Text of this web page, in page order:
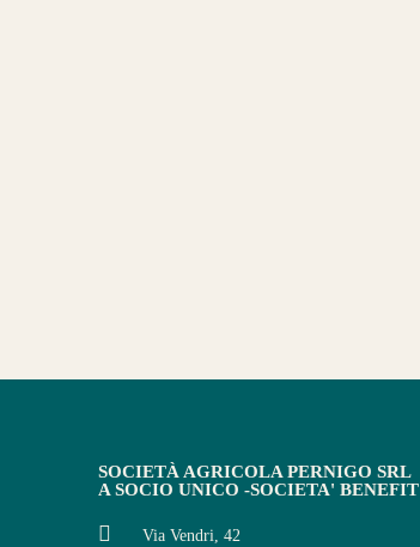
SOCIETÀ AGRICOLA PERNIGO SRL
A SOCIO UNICO -SOCIETA' BENEFIT
Via Vendri, 42